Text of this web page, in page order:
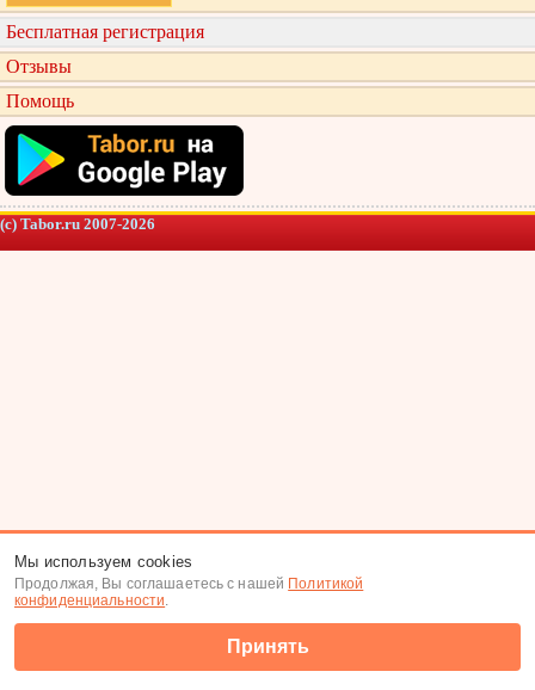
Бесплатная регистрация
Отзывы
Помощь
(c) Tabor.ru 2007-2026
Мы используем cookies
Продолжая, Вы соглашаетесь с нашей Политикой
конфиденциальности.
Принять